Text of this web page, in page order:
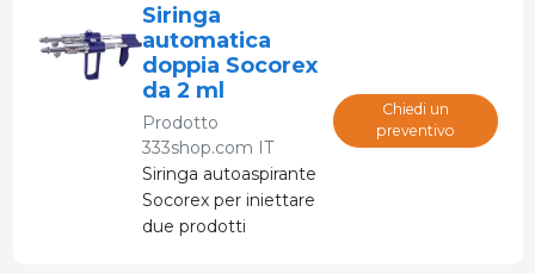
regolazione del
volume.
Siringa
automatica
doppia Socorex
da 2 ml
Prodotto
333shop.com IT
Siringa autoaspirante
Socorex per iniettare
due prodotti
Chiedi un
preventivo